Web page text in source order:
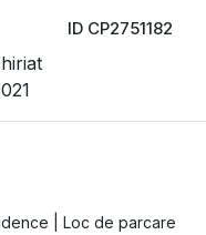
ID CP2751182
| Loc de parcare